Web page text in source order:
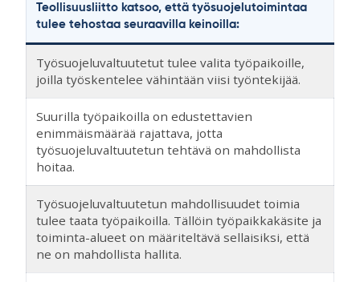
Teollisuusliitto katsoo, että työsuojelutoimintaa
tulee tehostaa seuraavilla keinoilla:
Työsuojeluvaltuutetut tulee valita työpaikoille,
joilla työskentelee vähintään viisi työntekijää.
Suurilla työpaikoilla on edustettavien
enimmäismäärää rajattava, jotta
työsuojeluvaltuutetun tehtävä on mahdollista
hoitaa.
Työsuojeluvaltuutetun mahdollisuudet toimia
tulee taata työpaikoilla. Tällöin työpaikkakäsite ja
toiminta-alueet on määriteltävä sellaisiksi, että
ne on mahdollista hallita.